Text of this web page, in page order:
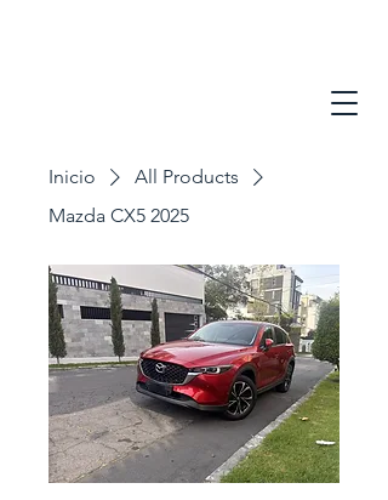
Inicio
All Products
Mazda CX5 2025